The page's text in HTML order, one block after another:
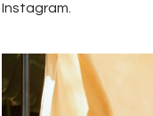
Instagram.
pauluna.jpg